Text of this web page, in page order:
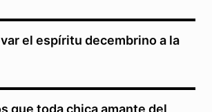
el espíritu decembrino a la
que toda chica amante del